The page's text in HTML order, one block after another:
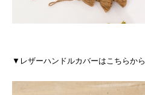
▼レザーハンドルカバーはこちらから